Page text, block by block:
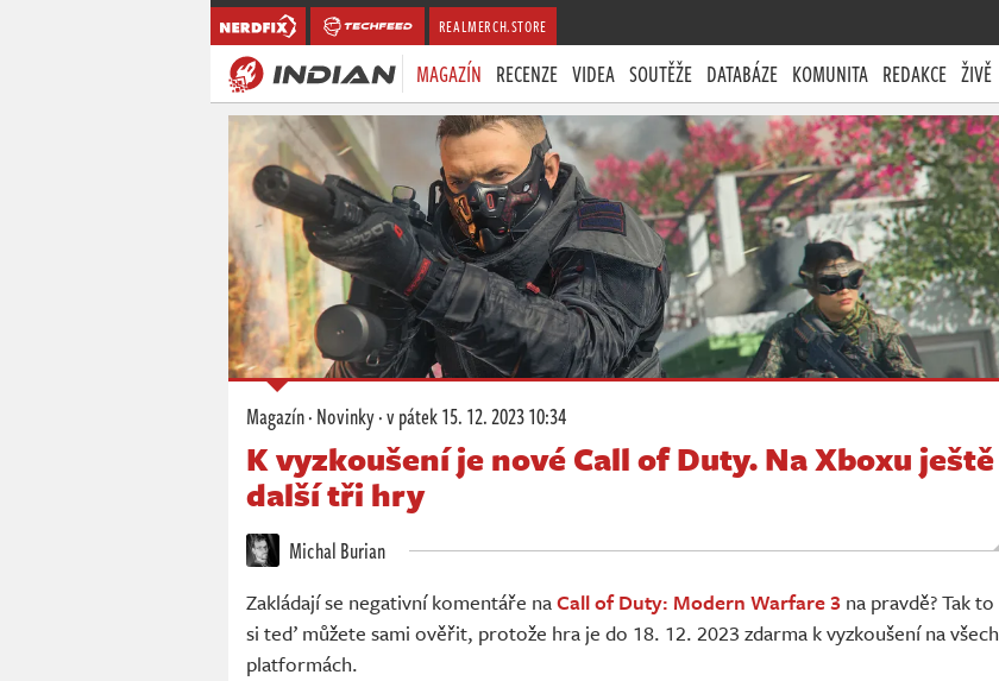
REALMERCH.STORE
MAGAZÍN RECENZE VIDEA SOUTĚŽE DATABÁZE KOMUNITA REDAKCE ŽIVĚ
Magazín·Novinky·v pátek15. 12. 2023 10:34
K vyzkoušení je nové Call of Duty. Na Xboxu ještě
další tři hry
Michal Burian
Zakládají se negativní komentáře naCall of Duty: Modern Warfare 3 na pravdě? Tak to
si teď můžete sami ověřit, protože hra je do 18. 12. 2023 zdarma k vyzkoušení na všech
platformách.